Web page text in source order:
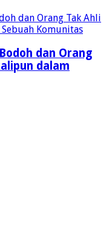
dan Orang
dalam